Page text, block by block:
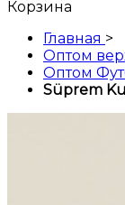
Корзина
Главная >
Оптом
Оптом
Süprem